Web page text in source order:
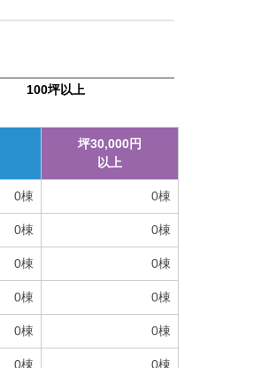
100坪以上
坪30,000円
以上
0棟 0棟
0棟 0棟
0棟 0棟
0棟 0棟
0棟 0棟
0棟 0棟